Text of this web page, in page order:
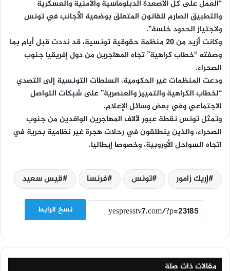
“العمل على كل الأصعدة الدبلوماسية والأمنية والعسكرية
والتطبيق الصارم للقانون المتعلق بوضعية الأجانب في تونس
ولاجتياز الحدود خلسة”.
وكانت أزيد من 20 منظمة حقوقية تونسية، قد نددت قبل أيام بما
وصفته “خطاب كراهية” تجاه المهاجرين من دول إفريقيا جنوب
الصحراء.
ودعت المنظمات غير الحكومية، السلطات التونسية إلى التصدي
“لخطاب الكراهية والتمييز والعنصرية” على شبكات التواصل
الاجتماعي وفي بعض وسائل الإعلام.
وتمثل تونس نقطة عبور لآلاف المهاجرين الوافدين من جنوب
الصحراء، والذين ينطلقون في رحلات هجرة غير نظامية بحرية في
اتجاه السواحل الأوروبية، وخصوصا إيطاليا.
إريك زامور تونس فرنسا قيس سعيد
نسخ الرابط
مقالات ذات صلة